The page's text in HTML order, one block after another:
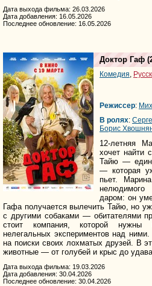
Дата выхода фильма: 26.03.2026
Дата добавления: 16.05.2026
Последнее обновление: 16.05.2026
Доктор Гаф
Комедия,
Режиссер:
В ролях:
Борис
12-летняя
хочет найти
Тайю —
— которая
пьет.
даром: он
Гафа получается вылечить Тайю, но
с другими собаками — обитателями
стоит компания, которой нужны
нелегальных экспериментов над
на поиски своих лохматых друзей. В
животные — от голубей и крыс до
Дата выхода фильма: 19.03.2026
Дата добавления: 30.04.2026
Последнее обновление: 30.04.2026